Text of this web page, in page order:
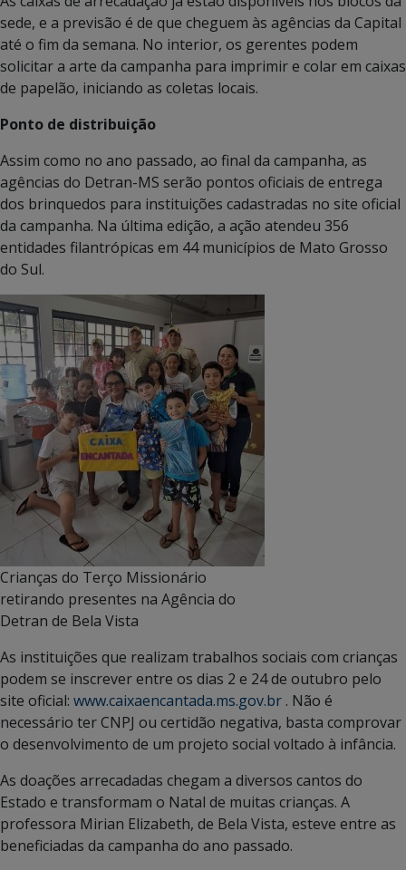
sede, e a previsão é de que cheguem às agências da Capital
até o fim da semana. No interior, os gerentes podem
solicitar a arte da campanha para imprimir e colar em caixas
de papelão, iniciando as coletas locais.
Ponto de distribuição
Assim como no ano passado, ao final da campanha, as
agências do Detran-MS serão pontos oficiais de entrega
dos brinquedos para instituições cadastradas no site oficial
da campanha. Na última edição, a ação atendeu 356
entidades filantrópicas em 44 municípios de Mato Grosso
do Sul.
Crianças do Terço Missionário
retirando presentes na Agência do
Detran de Bela Vista
As instituições que realizam trabalhos sociais com crianças
podem se inscrever entre os dias 2 e 24 de outubro pelo
site oficial: www.caixaencantada.ms.gov.br . Não é
necessário ter CNPJ ou certidão negativa, basta comprovar
o desenvolvimento de um projeto social voltado à infância.
As doações arrecadadas chegam a diversos cantos do
Estado e transformam o Natal de muitas crianças. A
professora Mirian Elizabeth, de Bela Vista, esteve entre as
beneficiadas da campanha do ano passado.